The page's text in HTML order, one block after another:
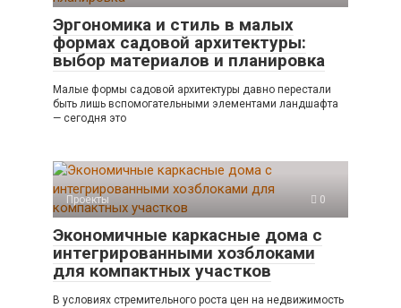
Эргономика и стиль в малых
формах садовой архитектуры:
выбор материалов и планировка
Малые формы садовой архитектуры давно перестали
быть лишь вспомогательными элементами ландшафта
— сегодня это
Проекты 0
Экономичные каркасные дома с
интегрированными хозблоками
для компактных участков
В условиях стремительного роста цен на недвижимость